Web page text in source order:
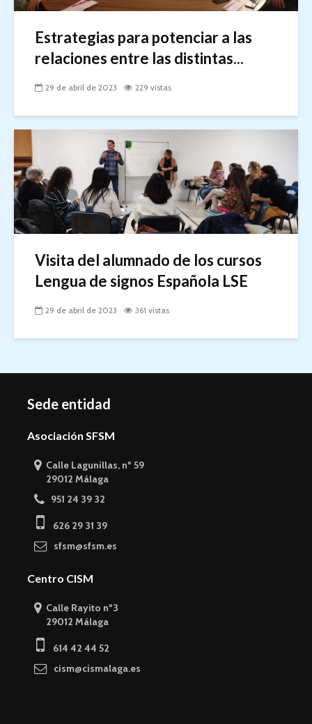
Estrategias para potenciar a las
relaciones entre las distintas...
29 de abril de 2023 229 vistas
Visita del alumnado de los cursos
Lengua de signos Española LSE
29 de abril de 2023 361 vistas
Sede entidad
Asociación SFSM
Calle Lagunillas, nº 59
29012 Málaga
951 24 39 32
626 29 31 39
sfsm@sfsm.es
Centro CISM
Calle Rayito nº3
29012 Málaga
614 42 44 52
cism@cismalaga.es